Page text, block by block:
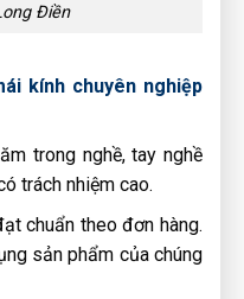
Điền
kính chuyên nghiệp
trong nghề, tay nghề
trách nhiệm cao.
chuẩn theo đơn hàng.
sản phẩm của chúng